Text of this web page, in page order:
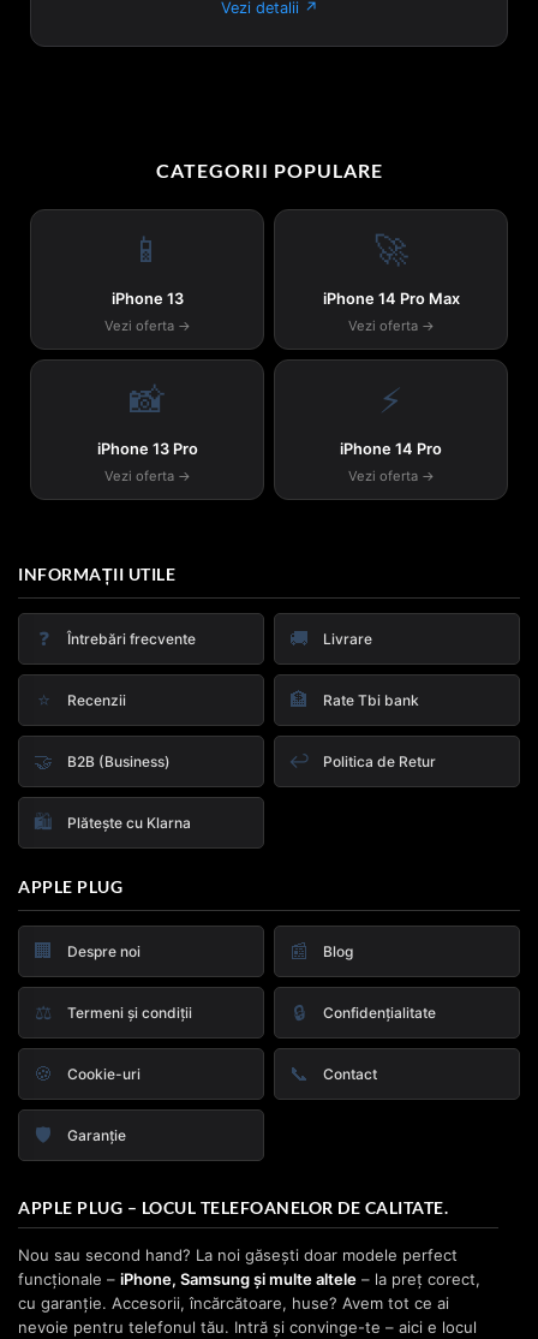
Vezi detalii ↗
CATEGORII POPULARE
📱
iPhone 13
Vezi oferta →
🚀
iPhone 14 Pro Max
Vezi oferta →
📸
iPhone 13 Pro
Vezi oferta →
⚡
iPhone 14 Pro
Vezi oferta →
INFORMAȚII UTILE
❓ Întrebări frecvente 🚚 Livrare
⭐ Recenzii 🏦 Rate Tbi bank
🤝 B2B (Business) ↩️ Politica de Retur
🛍️ Plătește cu Klarna
APPLE PLUG
🏢 Despre noi 📰 Blog
⚖️ Termeni și condiții 🔒 Confidențialitate
🍪 Cookie-uri 📞 Contact
🛡️ Garanție
APPLE PLUG – LOCUL TELEFOANELOR DE CALITATE.
Nou sau second hand? La noi găsești doar modele perfect
funcționale – iPhone, Samsung și multe altele – la preț corect,
cu garanție. Accesorii, încărcătoare, huse? Avem tot ce ai
nevoie pentru telefonul tău. Intră și convinge-te – aici e locul